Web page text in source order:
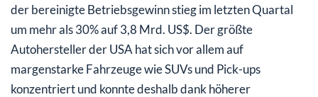
der bereinigte Betriebsgewinn stieg im letzten Quartal
um mehr als 30% auf 3,8 Mrd. US$. Der größte
Autohersteller der USA hat sich vor allem auf
margenstarke Fahrzeuge wie SUVs und Pick-ups
konzentriert und konnte deshalb dank höherer